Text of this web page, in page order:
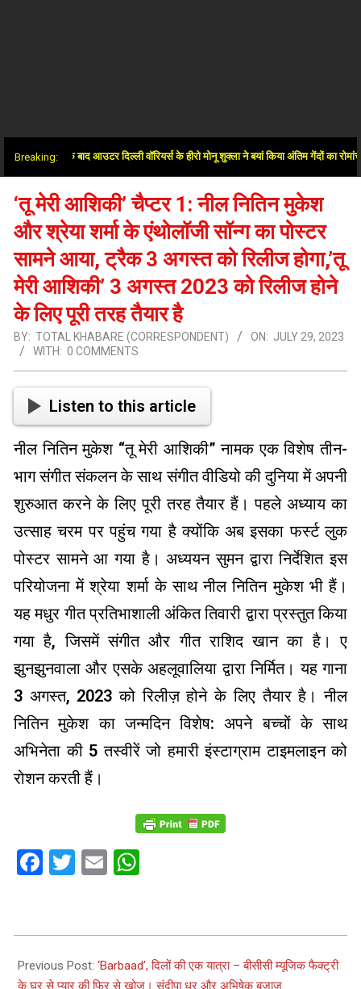
Breaking:
में जीत के बाद आउटर दिल्ली वॉरियर्स के हीरो मोनू शुक्ला ने बयां किया अंतिम गेंदों का रोमांच
‘तू मेरी आशिकी’ चैप्टर 1: नील नितिन मुकेश
और श्रेया शर्मा के एंथोलॉजी सॉन्ग का पोस्टर
सामने आया, ट्रैक 3 अगस्त को रिलीज होगा,’तू
मेरी आशिकी’ 3 अगस्त 2023 को रिलीज होने
के लिए पूरी तरह तैयार है
BY: TOTAL KHABARE (CORRESPONDENT) ON: JULY 29, 2023
WITH: 0 COMMENTS
Listen to this article
नील नितिन मुकेश “तू मेरी आशिकी” नामक एक विशेष तीन-
भाग संगीत संकलन के साथ संगीत वीडियो की दुनिया में अपनी
शुरुआत करने के लिए पूरी तरह तैयार हैं। पहले अध्याय का
उत्साह चरम पर पहुंच गया है क्योंकि अब इसका फर्स्ट लुक
पोस्टर सामने आ गया है। अध्ययन सुमन द्वारा निर्देशित इस
परियोजना में श्रेया शर्मा के साथ नील नितिन मुकेश भी हैं।
यह मधुर गीत प्रतिभाशाली अंकित तिवारी द्वारा प्रस्तुत किया
गया है, जिसमें संगीत और गीत राशिद खान का है। ए
झुनझुनवाला और एसके अहलूवालिया द्वारा निर्मित। यह गाना
3 अगस्त, 2023 को रिलीज़ होने के लिए तैयार है। नील
नितिन मुकेश का जन्मदिन विशेष: अपने बच्चों के साथ
अभिनेता की 5 तस्वीरें जो हमारी इंस्टाग्राम टाइमलाइन को
रोशन करती हैं।
Facebook
Twitter
Email
07-
29
Previous Post: ‘Barbaad’, दिलों की एक यात्रा – बीसीसी म्यूजिक फैक्ट्री
के घर से प्यार की फिर से खोज। संदीपा धर और अभिषेक बजाज